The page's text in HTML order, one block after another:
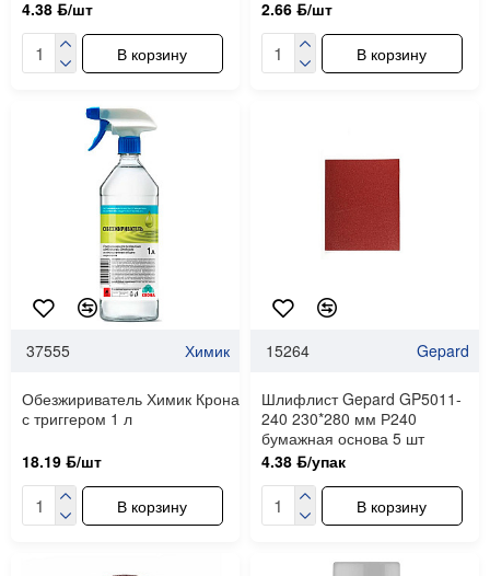
4.38 ƃ/шт
В корзину
2.66 ƃ/шт
В корзину
37555 Химик
Обезжириватель Химик Крона
с триггером 1 л
18.19 ƃ/шт
В корзину
15264 Gepard
Шлифлист Gepard GP5011-
240 230*280 мм Р240
бумажная основа 5 шт
4.38 ƃ/упак
В корзину